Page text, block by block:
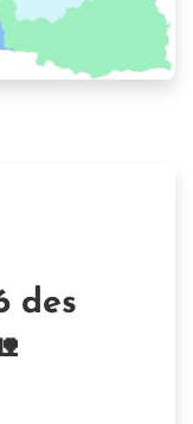
des